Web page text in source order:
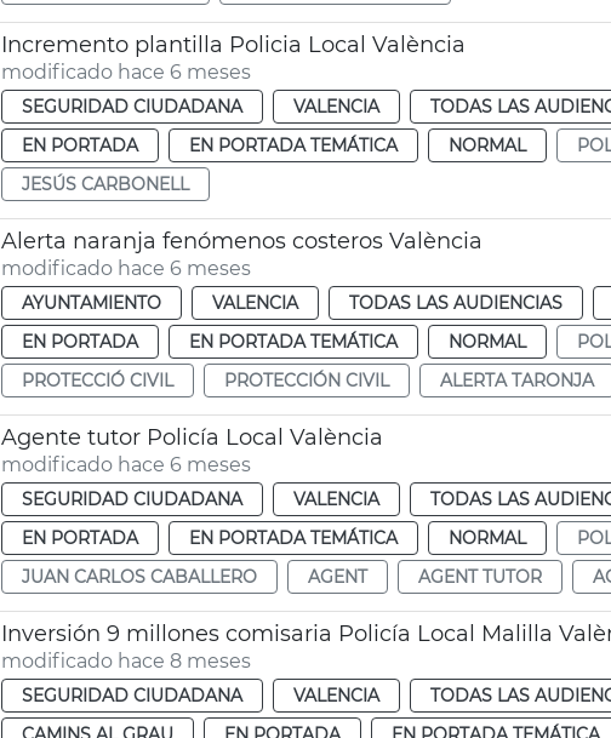
Incremento plantilla Policia Local València
modificado hace 6 meses
SEGURIDAD CIUDADANA VALENCIA TODAS LAS
EN PORTADA
EN PORTADA TEMÁTICA NORMAL
JESÚS CARBONELL
Alerta naranja fenómenos costeros València
modificado hace 6 meses
AYUNTAMIENTO VALENCIA TODAS LAS AUDIENCIAS
EN PORTADA
EN PORTADA TEMÁTICA NORMAL
PROTECCIÓ CIVIL
PROTECCIÓN CIVIL ALERTA TARONJA
Agente tutor Policía Local València
modificado hace 6 meses
SEGURIDAD CIUDADANA VALENCIA TODAS LAS
EN PORTADA
EN PORTADA TEMÁTICA NORMAL
JUAN CARLOS CABALLERO
AGENT AGENT TUTOR
Inversión 9 millones comisaria Policía Local Malilla
modificado hace 8 meses
SEGURIDAD CIUDADANA VALENCIA TODAS LAS